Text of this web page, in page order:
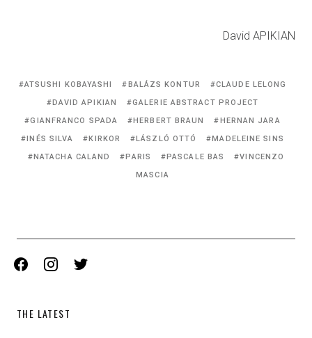
David APIKIAN
Tagged
with:
ATSUSHI KOBAYASHI BALÁZS KONTUR
CLAUDE LELONG
DAVID APIKIAN
GALERIE ABSTRACT PROJECT
GIANFRANCO SPADA
HERBERT BRAUN
HERNAN JARA
INÉS SILVA
KIRKOR LÁSZLÓ OTTÓ
MADELEINE SINS
NATACHA CALAND
PARIS PASCALE BAS
VINCENZO
MASCIA
facebook instagramtwitter
THE LATEST